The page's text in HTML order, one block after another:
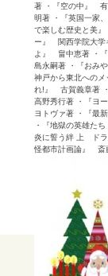
著 ・『空の中』 有
明著 ・『英国一家
で楽しむ歴史と美
ー』 関西学院大学
よ』 畠中恵著 ・
島永嗣著 ・『おみ
神戸から東北への
れ!』 古賀義章著
高野秀行著 ・『ヨ
ヨトヴァ著 ・『最
・『地獄の英雄た
炎に誓う絆 上 ドラ
怪都市計画論』 斎